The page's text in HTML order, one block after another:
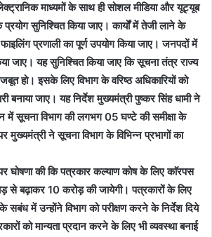
माध्यमों के साथ ही सोशल मीडिया और यूट्यूब
प्रयोग सुनिश्चित किया जाए। कार्यों में तेजी लाने के
फाइलिंग प्रणाली का पूर्ण उपयोग किया जाए। जनपदों में
जाए। यह सुनिश्चित किया जाए कि सूचना तंत्र राज्य
हो। इसके लिए विभाग के वरिष्ठ अधिकारियों को
बनाया जाए। यह निर्देश मुख्यमंत्री पुष्कर सिंह धामी ने
में सूचना विभाग की लगभग 05 घण्टे की समीक्षा के
मुख्यमंत्री ने सूचना विभाग के विभिन्न प्रभागों का
घोषणा की कि पत्रकार कल्याण कोष के लिए काॅरपस
से बढ़ाकर 10 करोड़ की जायेगी। पत्रकारों के लिए
में उन्होंने विभाग को परीक्षण करने के निर्देश दिये
को मान्यता प्रदान करने के लिए भी व्यवस्था बनाई